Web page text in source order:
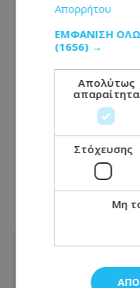
Με ισχυρές
πυρκαγιάς
μάχη και
Απορρήτου
ΕΜΦΆΝΙΣΗ
(1656) →
Απολύτως
απαραίτητα
Στόχευσης
Μη